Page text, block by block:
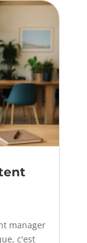
manager
c'est